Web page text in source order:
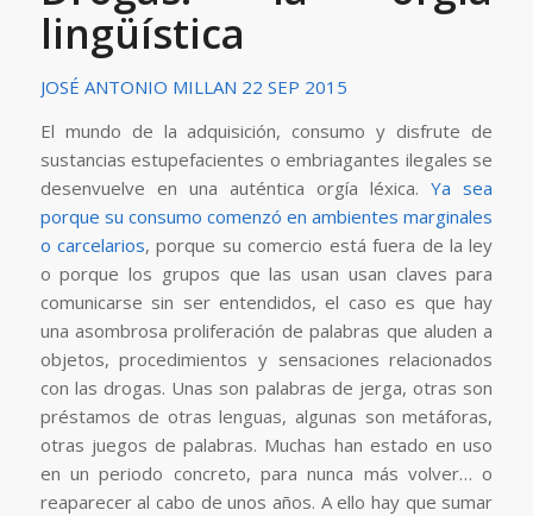
lingüística
JOSÉ ANTONIO MILLAN 22 SEP 2015
El mundo de la adquisición, consumo y disfrute de
sustancias estupefacientes o embriagantes ilegales se
desenvuelve en una auténtica orgía léxica.Ya sea
porque su consumo comenzó en ambientes marginales
o carcelarios, porque su comercio está fuera de la ley
o porque los grupos que las usan usan claves para
comunicarse sin ser entendidos, el caso es que hay
una asombrosa proliferación de palabras que aluden a
objetos, procedimientos y sensaciones relacionados
con las drogas. Unas son palabras de jerga, otras son
préstamos de otras lenguas, algunas son metáforas,
otras juegos de palabras. Muchas han estado en uso
en un periodo concreto, para nunca más volver… o
reaparecer al cabo de unos años. A ello hay que sumar